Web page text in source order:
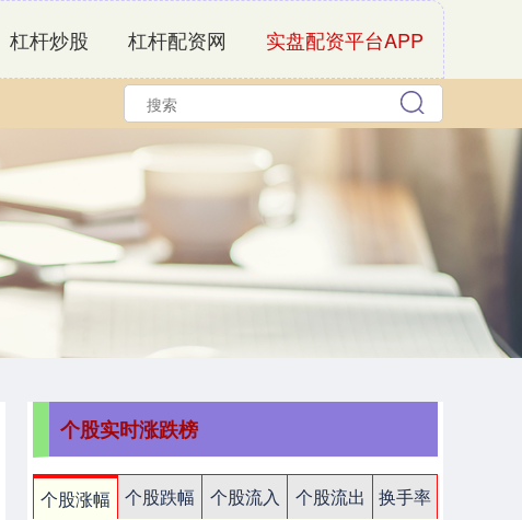
杠杆炒股 杠杆配资网 实盘配资平台APP
个股实时涨跌榜
个股涨幅 个股跌幅 个股流入 个股流出
换手率